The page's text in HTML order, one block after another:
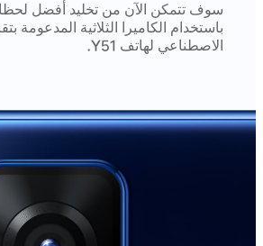
سوف تتمكن الآن من تخليد أفضل
باستخدام الكاميرا الثلاثية المدعومة
الاصطناعي لهاتف Y51.